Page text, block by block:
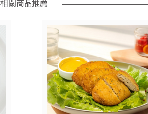
相關商品推薦